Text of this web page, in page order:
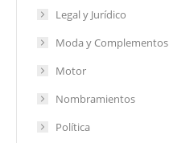
Legal y Jurídico
Moda y Complementos
Motor
Nombramientos
Política